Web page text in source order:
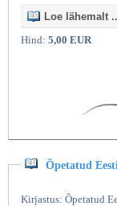
Loe lähemalt
Hind: 5,00 EUR
Õpetatud
Kirjastus: Õpetatud